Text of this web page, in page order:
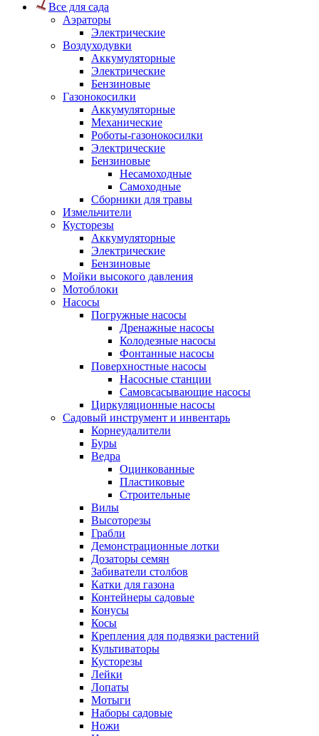
Все для сада
Аэраторы
Электрические
Воздуходувки
Аккумуляторные
Электрические
Бензиновые
Газонокосилки
Аккумуляторные
Механические
Роботы-газонокосилки
Электрические
Бензиновые
Несамоходные
Самоходные
Сборники для травы
Измельчители
Кусторезы
Аккумуляторные
Электрические
Бензиновые
Мойки высокого давления
Мотоблоки
Насосы
Погружные насосы
Дренажные насосы
Колодезные насосы
Фонтанные насосы
Поверхностные насосы
Насосные станции
Самовсасывающие насосы
Циркуляционные насосы
Садовый инструмент и инвентарь
Корнеудалители
Буры
Ведра
Оцинкованные
Пластиковые
Строительные
Вилы
Высоторезы
Грабли
Демонстрационные лотки
Дозаторы семян
Забиватели столбов
Катки для газона
Контейнеры садовые
Конусы
Косы
Крепления для подвязки растений
Культиваторы
Кусторезы
Лейки
Лопаты
Мотыги
Наборы садовые
Ножи